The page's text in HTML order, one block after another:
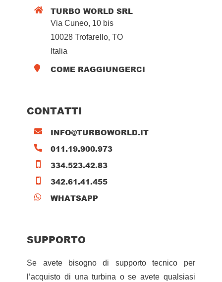
 TURBO WORLD SRL
Via Cuneo, 10 bis
10028 Trofarello, TO
Italia
 COME RAGGIUNGERCI
CONTATTI
 INFO@TURBOWORLD.IT
 011.19.900.973
 334.523.42.83
 342.61.41.455
 WHATSAPP
SUPPORTO
Se avete bisogno di supporto tecnico per
l’acquisto di una turbina o se avete qualsiasi